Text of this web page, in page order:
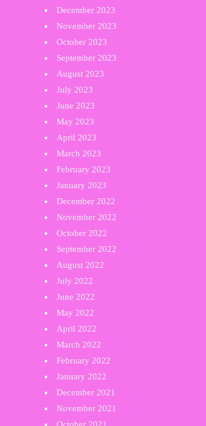
December 2023
November 2023
October 2023
September 2023
August 2023
July 2023
June 2023
May 2023
April 2023
March 2023
February 2023
January 2023
December 2022
November 2022
October 2022
September 2022
August 2022
July 2022
June 2022
May 2022
April 2022
March 2022
February 2022
January 2022
December 2021
November 2021